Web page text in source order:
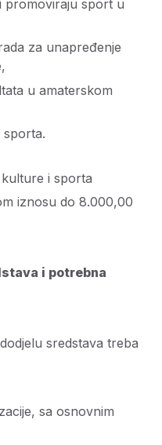
promoviraju sport u
za unapređenje
u amaterskom
sporta.
i sporta
iznosu do 8.000,00
i potrebna
sredstava treba
sa osnovnim